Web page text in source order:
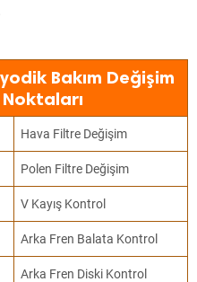
Bakım Değişim
Hava Filtre Değişim
Polen Filtre Değişim
V Kayış Kontrol
Arka Fren Balata Kontrol
Arka Fren Diski Kontrol